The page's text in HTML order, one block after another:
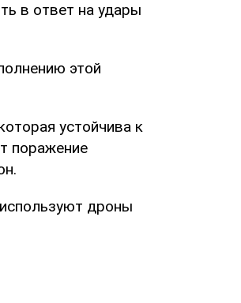
в ответ на удары
этой
устойчива к
поражение
дроны